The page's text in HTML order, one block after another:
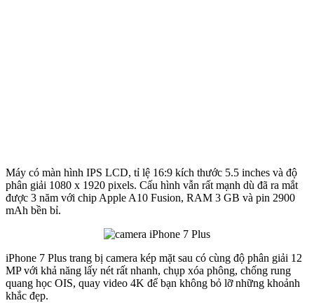
Máy có màn hình IPS LCD, tỉ lệ 16:9 kích thước 5.5 inches và độ
phân giải 1080 x 1920 pixels. Cấu hình vẫn rất mạnh dù đã ra mắt
được 3 năm với chip Apple A10 Fusion, RAM 3 GB và pin 2900
mAh bền bỉ.
iPhone 7 Plus trang bị camera kép mặt sau có cùng độ phân giải 12
MP với khả năng lấy nét rất nhanh, chụp xóa phông, chống rung
quang học OIS, quay video 4K để bạn không bỏ lỡ những khoảnh
khắc đẹp.